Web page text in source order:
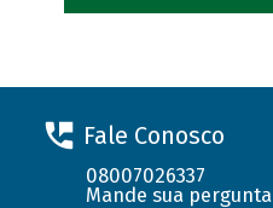
Fale Conosco
08007026337
Mande sua pergunta